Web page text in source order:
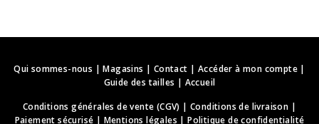
Qui sommes-nous |Magasins | Contact | Accéder à mon compte|
Guide des tailles | Accueil
Conditions générales de vente (CGV) |Conditions de livraison |
Paiement sécurisé | Mentions légales |Politique de confidentialité